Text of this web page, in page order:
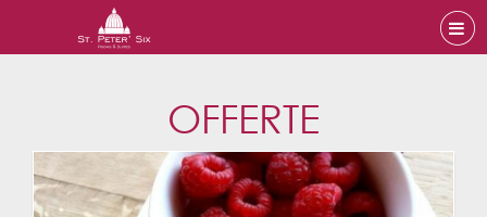
OFFERTE